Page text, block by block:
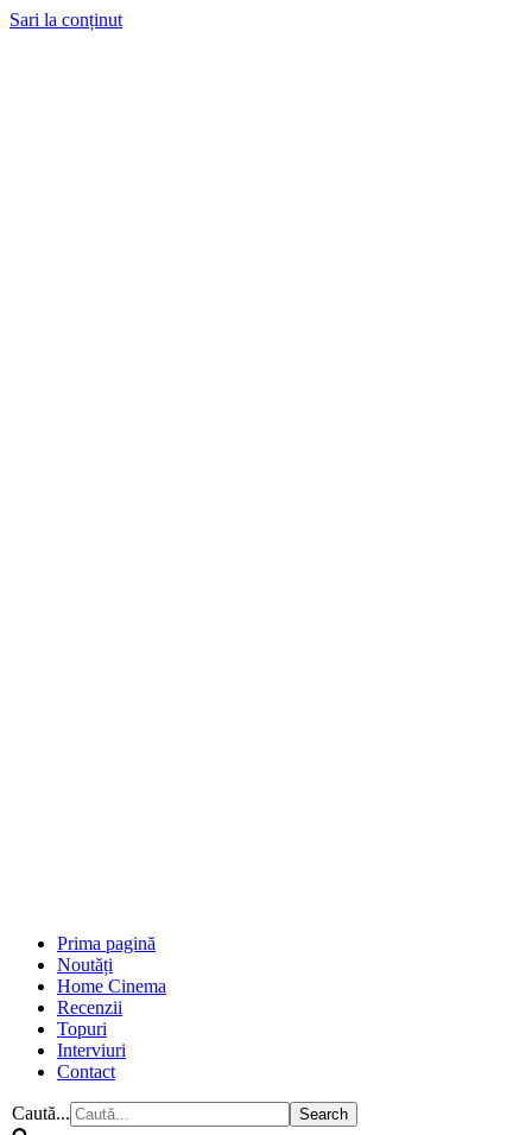
Sari la conținut
Prima pagină
Noutăți
Home Cinema
Recenzii
Topuri
Interviuri
Contact
Caută...